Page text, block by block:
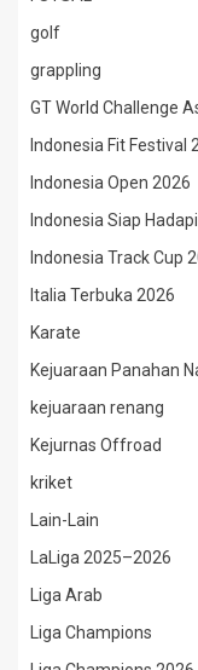
golf
grappling
GT World Challenge
Indonesia Fit Festival
Indonesia Open 2026
Indonesia Siap
Indonesia Track Cup
Italia Terbuka 2026
Karate
Kejuaraan Panahan
kejuaraan renang
Kejurnas Offroad
kriket
Lain-Lain
LaLiga 2025–2026
Liga Arab
Liga Champions